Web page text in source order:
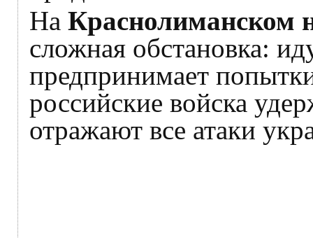
На Краснолиманском
сложная обстановка:
предпринимает
российские войска
отражают все атаки